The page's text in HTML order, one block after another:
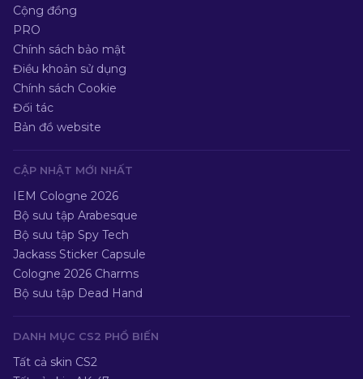
Cộng đồng
PRO
Chính sách bảo mật
Điều khoản sử dụng
Chính sách Cookie
Đối tác
Bản đồ website
CẬP NHẬT MỚI NHẤT
IEM Cologne 2026
Bộ sưu tập Arabesque
Bộ sưu tập Spy Tech
Jackass Sticker Capsule
Cologne 2026 Charms
Bộ sưu tập Dead Hand
DANH MỤC CS2 PHỔ BIẾN
Tất cả skin CS2